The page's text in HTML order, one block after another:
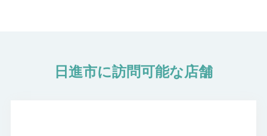
日進市に訪問可能な店舗